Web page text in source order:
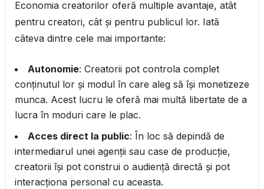
Economia creatorilor oferă multiple avantaje, atât
pentru creatori, cât și pentru publicul lor. Iată
câteva dintre cele mai importante:
Autonomie: Creatorii pot controla complet
conținutul lor și modul în care aleg să își monetizeze
munca. Acest lucru le oferă mai multă libertate de a
lucra în moduri care le plac.
Acces direct la public: În loc să depindă de
intermediarul unei agenții sau case de producție,
creatorii își pot construi o audiență directă și pot
interacționa personal cu aceasta.